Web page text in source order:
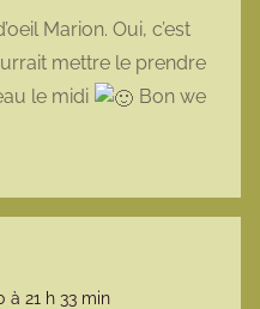
Marion. Oui, c’est
mettre le prendre
le midi
Bon we
à 21 h 33 min